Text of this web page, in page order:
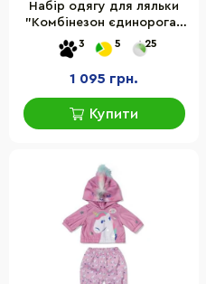
Набір одягу для ляльки
"Комбінезон єдинорога"
BABY born 838266, 43 см
3 5 25
1 095 грн.
Купити